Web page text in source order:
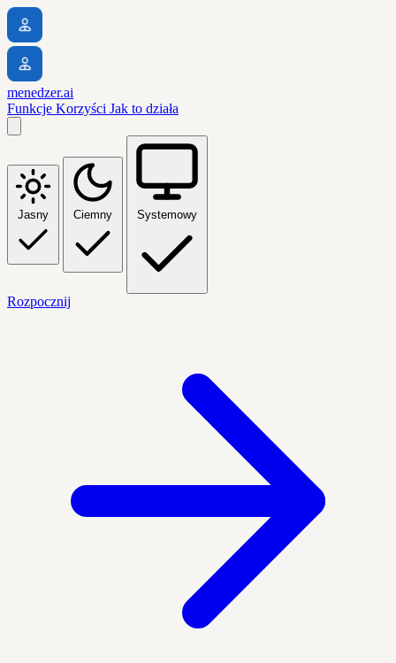
menedzer.ai
Funkcje Korzyści Jak to działa
Jasny Ciemny Systemowy
Rozpocznij